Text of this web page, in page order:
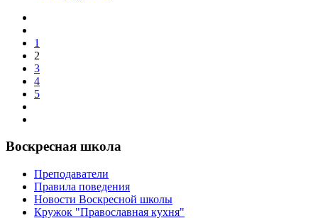
1
2
3
4
5
Воскресная школа
Преподаватели
Правила поведения
Новости Воскресной школы
Кружок "Православная кухня"